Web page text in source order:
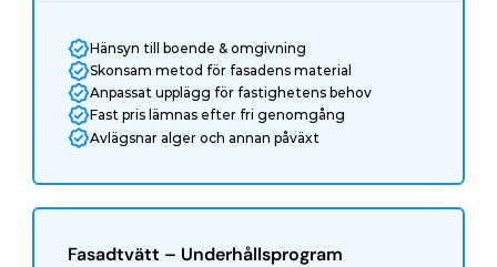
Hänsyn till boende & omgivning
Skonsam metod för fasadens material
Anpassat upplägg för fastighetens behov
Fast pris lämnas efter fri genomgång
Avlägsnar alger och annan påväxt
Fasadtvätt – Underhållsprogram